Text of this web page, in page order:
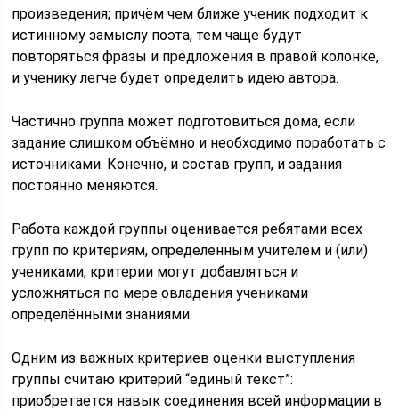
произведения; причём чем ближе ученик подходит к
истинному замыслу поэта, тем чаще будут
повторяться фразы и предложения в правой колонке,
и ученику легче будет определить идею автора.
Частично группа может подготовиться дома, если
задание слишком объёмно и необходимо поработать с
источниками. Конечно, и состав групп, и задания
постоянно меняются.
Работа каждой группы оценивается ребятами всех
групп по критериям, определённым учителем и (или)
учениками, критерии могут добавляться и
усложняться по мере овладения учениками
определёнными знаниями.
Одним из важных критериев оценки выступления
группы считаю критерий “единый текст”:
приобретается навык соединения всей информации в